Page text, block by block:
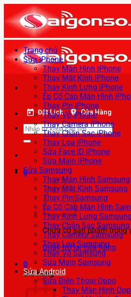
qua
nội
dung
Đặt Lịch Cửa Hàng
Tìm
kiếm:
0
Chưa có sản phẩm trong
Quay trở lại cửa hàng
0
Giỏ hàng
Trang chủ
Sửa iPhone
Thay Màn Hình iPhone
Thay Mặt Kính iPhone
Thay Kính Lưng iPhone
Ép Cổ Cáp Màn Hình
Thay Pin iPhone
Thay Vỏ iPhone
Thay Camera iPhone
Thay Chân Sạc iPhone
Thay Loa iPhone
Sửa Face ID iPhone
Sửa Main iPhone
Sửa Samsung
Thay Màn Hình Samsung
Thay Mặt Kính Samsung
Thay Pin Samsung
Ép Cổ Cáp Màn Hình
Thay Kính Lưng Samsung
Thay Chân Sạc Samsung
Thay Camera Samsung
Thay Loa Samsung
Thay Vỏ Samsung
Sửa Main Samsung
Sửa Android
Sửa Điện Thoại Oppo
Thay Màn Hình